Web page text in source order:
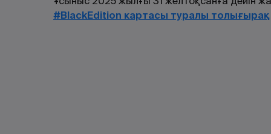
#BlackEdition картасы туралы толығырақ